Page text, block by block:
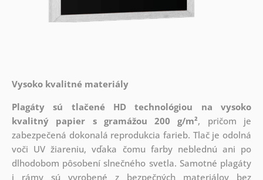
Vysoko kvalitné materiály
Plagáty sú tlačené HD technológiou na vysoko
kvalitný papier s gramážou 200 g/m², pričom je
zabezpečená dokonalá reprodukcia farieb. Tlač je odolná
voči UV žiareniu, vďaka čomu farby neblednú ani po
dlhodobom pôsobení slnečného svetla. Samotné plagáty
i rámy sú vyrobené z bezpečných materiálov bez